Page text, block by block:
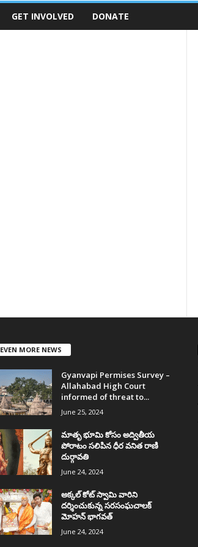
GET INVOLVED DONATE
EVEN MORE NEWS
Gyanvapi Permises Survey –
Allahabad High Court
informed of threat to...
June 25, 2024
మాతృ భూమి కోసం అద్వితీయ
పోరాటం సలిపిన ధీర వనిత రాణి
దుర్గావతి
June 24, 2024
అక్కల్‌ కోట్‌ స్వామి వారిని
దర్శించుకున్న సరసంఘచాలక్
మోహన్ భాగవత్
June 24, 2024